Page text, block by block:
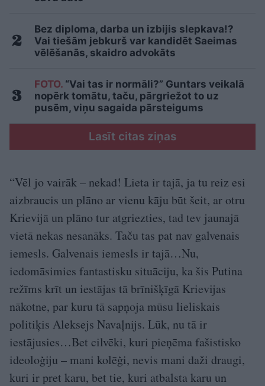
Bez diploma, darba un izbijis slepkava!?
Vai tiešām jebkurš var kandidēt Saeimas
vēlēšanās, skaidro advokāts
FOTO. “Vai tas ir normāli?” Guntars veikalā
nopērk tomātu, taču, pārgriežot to uz
pusēm, viņu sagaida pārsteigums
Lasīt citas ziņas
“Vēl jo vairāk – nekad! Lieta ir tajā, ja tu reiz esi
aizbraucis un plāno ar vienu kāju būt šeit, ar otru
Krievijā un plāno tur atgriezties, tad tev jaunajā
vietā nekas nesanāks. Taču tas pat nav galvenais
iemesls. Galvenais iemesls ir tajā…Nu,
iedomāsimies fantastisku situāciju, ka šis Putina
režīms krīt un iestājas tā brīnišķīgā Krievijas
nākotne, par kuru tā sapņoja mūsu lieliskais
politiķis Aleksejs Navaļnijs. Lūk, nu tā ir
iestājusies…Bet cilvēki, kuri pieņēma fašistisko
ideoloģiju – mani kolēģi, nevis mani daži draugi,
kuri ir pret karu, bet tie, kuri atbalsta karu un